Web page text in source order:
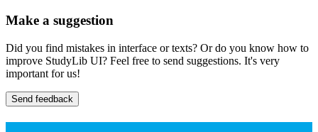
Make a suggestion
Did you find mistakes in interface or texts? Or do you know how to
improve StudyLib UI? Feel free to send suggestions. It's very
important for us!
Send feedback